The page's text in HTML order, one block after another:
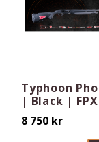
Typhoon
| Black | FPX
8 750 kr